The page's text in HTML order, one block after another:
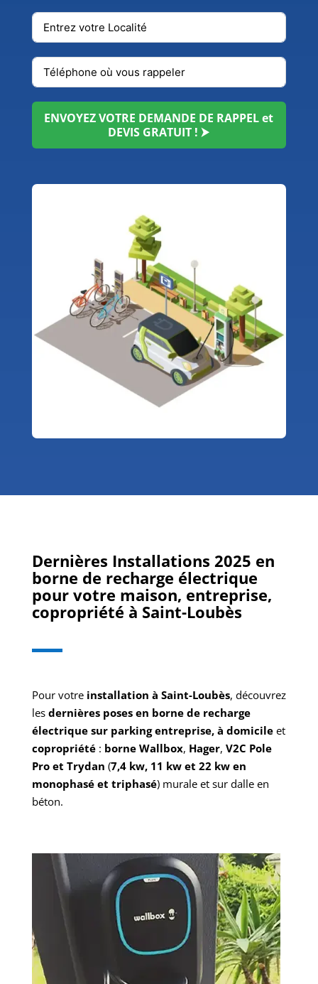
ENVOYEZ VOTRE DEMANDE DE RAPPEL et
DEVIS GRATUIT ! ⮞
Dernières Installations 2025 en
borne de recharge électrique
pour votre maison, entreprise,
copropriété à Saint-Loubès
Pour votre installation à Saint-Loubès, découvrez
les dernières poses en borne de recharge
électrique sur parking entreprise, à domicileet
copropriété: borne Wallbox, Hager, V2C Pole
Pro et Trydan (7,4 kw, 11 kw et 22 kw en
monophasé et triphasé) murale et sur dalle en
béton.